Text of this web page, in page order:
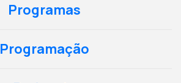
Programas
Programação